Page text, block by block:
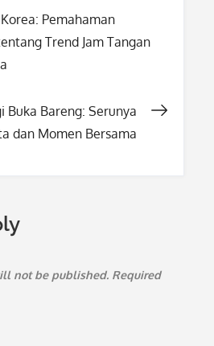
Pemahaman
Trend Jam Tangan
Buka Bareng: Serunya
dan Momen Bersama
not be published. Required